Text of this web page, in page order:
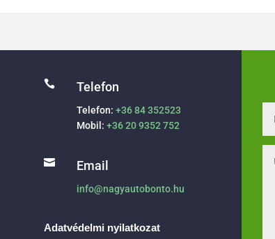
 Telefon
Telefon:+36 84 352523
Mobil:+36 20 9352 752
 Email
info@nagyautobonto.hu
Adatvédelmi nyilatkozat